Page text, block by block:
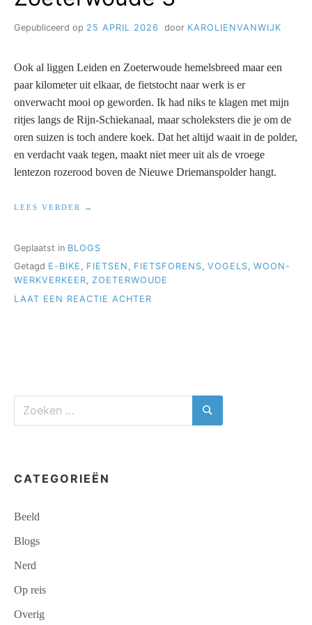
Gepubliceerd op 25 APRIL 2026 door KAROLIENVANWIJK
Ook al liggen Leiden en Zoeterwoude hemelsbreed maar een
paar kilometer uit elkaar, de fietstocht naar werk is er
onverwacht mooi op geworden. Ik had niks te klagen met mijn
ritjes langs de Rijn-Schiekanaal, maar scholeksters die je om de
oren suizen is toch andere koek. Dat het altijd waait in de polder,
en verdacht vaak tegen, maakt niet meer uit als de vroege
lentezon rozerood boven de Nieuwe Driemanspolder hangt.
LEES VERDER
“ZOETERWOUDE
Geplaatst in BLOGS
Getagd E-BIKE , FIETSEN , FIETSFORENS, VOGELS, WOON-
WERKVERKEER, ZOETERWOUDE
LAAT EEN REACTIE ACHTER
Zoeken
Zoeken
CATEGORIEËN
Beeld
Blogs
Nerd
Op reis
Overig